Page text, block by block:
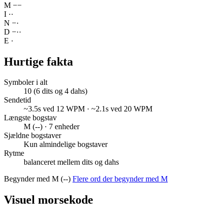
M −−
I ··
N −·
D −··
E ·
Hurtige fakta
Symboler i alt
10 (6 dits og 4 dahs)
Sendetid
~3.5s ved 12 WPM · ~2.1s ved 20 WPM
Længste bogstav
M (--) · 7 enheder
Sjældne bogstaver
Kun almindelige bogstaver
Rytme
balanceret mellem dits og dahs
Begynder med M (--) Flere ord der begynder med M
Visuel morsekode